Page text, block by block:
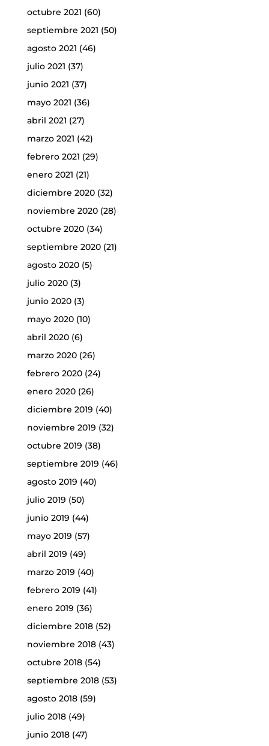
octubre 2021 (60)
septiembre 2021 (50)
agosto 2021 (46)
julio 2021 (37)
junio 2021 (37)
mayo 2021 (36)
abril 2021 (27)
marzo 2021 (42)
febrero 2021 (29)
enero 2021 (21)
diciembre 2020(32)
noviembre 2020(28)
octubre 2020(34)
septiembre 2020(21)
agosto 2020(5)
julio 2020(3)
junio 2020(3)
mayo 2020(10)
abril 2020(6)
marzo 2020(26)
febrero 2020(24)
enero 2020(26)
diciembre 2019 (40)
noviembre 2019 (32)
octubre 2019 (38)
septiembre 2019 (46)
agosto 2019 (40)
julio 2019 (50)
junio 2019 (44)
mayo 2019 (57)
abril 2019 (49)
marzo 2019 (40)
febrero 2019 (41)
enero 2019 (36)
diciembre 2018(52)
noviembre 2018(43)
octubre 2018(54)
septiembre 2018(53)
agosto 2018(59)
julio 2018(49)
junio 2018(47)